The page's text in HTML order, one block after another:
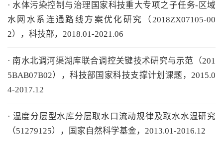
· 水体污染控制与治理国家科技重大专项之子任务-区域
水网水系连通路线方案优化研究（2018ZX07105-00
2），科技部，2018.01-2021.06
· 南水北调河渠湖库联合调控关键技术研究与示范（201
5BAB07B02），科技部国家科技支撑计划课题，2015.0
4-2017.12
· 温度分层型水库分层取水口流动规律及取水水温研究
（51279125），国家自然科学基金，2013.01-2016.12